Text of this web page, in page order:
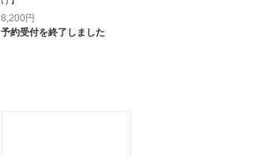
8,200円
予約受付を終了しました